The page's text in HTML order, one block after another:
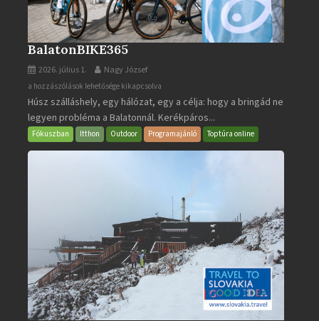
BalatonBIKE365
2026. július 1. Nagy József
BalatonBIKE365
bejegyzéshez
a hozzászólások lehetősége kikapcsolva
Húsz szálláshely, egy hálózat, egy a célja: hogy a bringád ne
legyen probléma a Balatonnál. Kerékpáros...
Fókuszban Itthon Outdoor Programajánló Toptúra online